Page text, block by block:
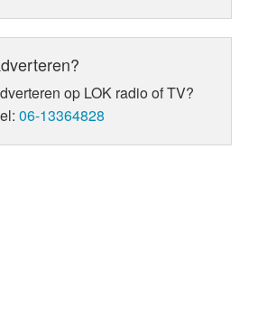
op LOK radio of TV?
06-13364828